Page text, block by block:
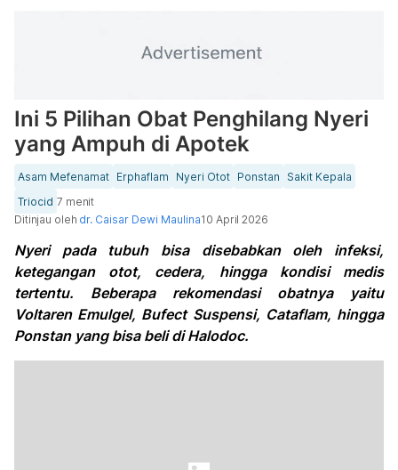
Ini 5 Pilihan Obat Penghilang Nyeri
yang Ampuh di Apotek
Asam Mefenamat Erphaflam Nyeri Otot Ponstan
Sakit Kepala
Triocid 7 menit
Ditinjau oleh dr. Caisar Dewi Maulina10 April 2026
Nyeri pada tubuh bisa disebabkan oleh infeksi,
ketegangan otot, cedera, hingga kondisi medis
tertentu. Beberapa rekomendasi obatnya yaitu
Voltaren Emulgel, Bufect Suspensi, Cataflam, hingga
Ponstan yang bisa beli di Halodoc.